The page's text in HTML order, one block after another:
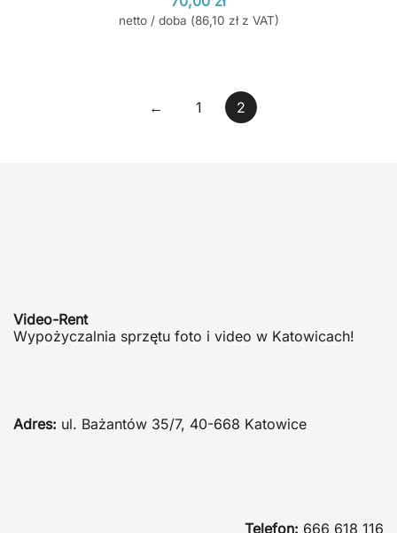
netto / doba (86,10 złz VAT)
← 1 2
Video-Rent
Wypożyczalnia sprzętu foto i video w Katowicach!
Adres: ul. Bażantów 35/7, 40-668 Katowice
Telefon: 666 618 116